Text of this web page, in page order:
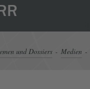
und Dossiers Medien